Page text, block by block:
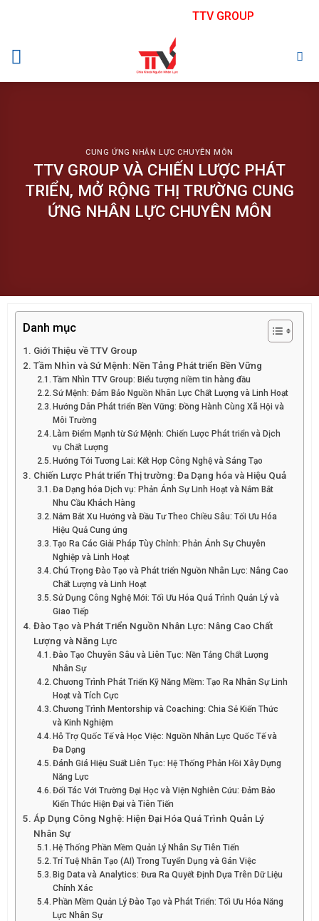
TTV GROUP
CUNG ỨNG NHÂN LỰC CHUYÊN MÔN
TTV GROUP VÀ CHIẾN LƯỢC PHÁT
TRIỂN, MỞ RỘNG THỊ TRƯỜNG CUNG
ỨNG NHÂN LỰC CHUYÊN MÔN
Danh mục
Giới Thiệu về TTV Group
Tầm Nhìn và Sứ Mệnh: Nền Tảng Phát triển Bền Vững
Tầm Nhìn TTV Group: Biểu tượng niềm tin hàng đầu
Sứ Mệnh: Đảm Bảo Nguồn Nhân Lực Chất Lượng và Linh Hoạt
Hướng Dẫn Phát triển Bền Vững: Đồng Hành Cùng Xã Hội và
Môi Trường
Làm Điểm Mạnh từ Sứ Mệnh: Chiến Lược Phát triển và Dịch
vụ Chất Lượng
Hướng Tới Tương Lai: Kết Hợp Công Nghệ và Sáng Tạo
Chiến Lược Phát triển Thị trường: Đa Dạng hóa và Hiệu Quả
Đa Dạng hóa Dịch vụ: Phản Ánh Sự Linh Hoạt và Nắm Bắt
Nhu Cầu Khách Hàng
Nắm Bắt Xu Hướng và Đầu Tư Theo Chiều Sâu: Tối Ưu Hóa
Hiệu Quả Cung ứng
Tạo Ra Các Giải Pháp Tùy Chỉnh: Phản Ánh Sự Chuyên
Nghiệp và Linh Hoạt
Chú Trọng Đào Tạo và Phát triển Nguồn Nhân Lực: Nâng Cao
Chất Lượng và Linh Hoạt
Sử Dụng Công Nghệ Mới: Tối Ưu Hóa Quá Trình Quản Lý và
Giao Tiếp
Đào Tạo và Phát Triển Nguồn Nhân Lực: Nâng Cao Chất
Lượng và Năng Lực
Đào Tạo Chuyên Sâu và Liên Tục: Nền Tảng Chất Lượng
Nhân Sự
Chương Trình Phát Triển Kỹ Năng Mềm: Tạo Ra Nhân Sự Linh
Hoạt và Tích Cực
Chương Trình Mentorship và Coaching: Chia Sẻ Kiến Thức
và Kinh Nghiệm
Hỗ Trợ Quốc Tế và Học Việc: Nguồn Nhân Lực Quốc Tế và
Đa Dạng
Đánh Giá Hiệu Suất Liên Tục: Hệ Thống Phản Hồi Xây Dựng
Năng Lực
Đối Tác Với Trường Đại Học và Viện Nghiên Cứu: Đảm Bảo
Kiến Thức Hiện Đại và Tiên Tiến
Áp Dụng Công Nghệ: Hiện Đại Hóa Quá Trình Quản Lý
Nhân Sự
Hệ Thống Phần Mềm Quản Lý Nhân Sự Tiên Tiến
Trí Tuệ Nhân Tạo (AI) Trong Tuyển Dụng và Gán Việc
Big Data và Analytics: Đưa Ra Quyết Định Dựa Trên Dữ Liệu
Chính Xác
Phần Mềm Quản Lý Đào Tạo và Phát Triển: Tối Ưu Hóa Năng
Lực Nhân Sự